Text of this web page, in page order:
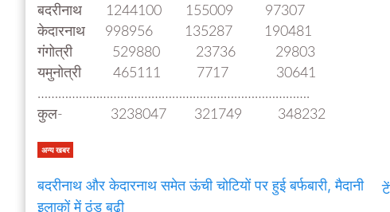
बदरीनाथ 1244100 155009 97307
केदारनाथ 998956 135287 190481
गंगोत्री 529880 23736 29803
यमुनोत्री 465111 7717 30641
…………………………………………………………………….
कुल- 3238047 321749 348232
अन्य खबर
बदरीनाथ और केदारनाथ समेत ऊंची चोटियों पर हुई बर्फबारी, मैदानी
इलाकों में ठंड बढ़ी